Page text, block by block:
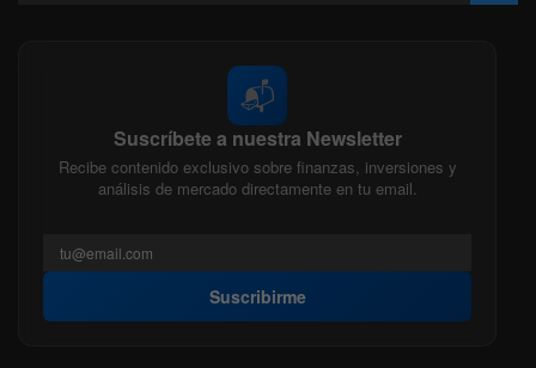
📬
Suscríbete a nuestra Newsletter
Recibe contenido exclusivo sobre finanzas, inversiones y
análisis de mercado directamente en tu email.
Suscribirme